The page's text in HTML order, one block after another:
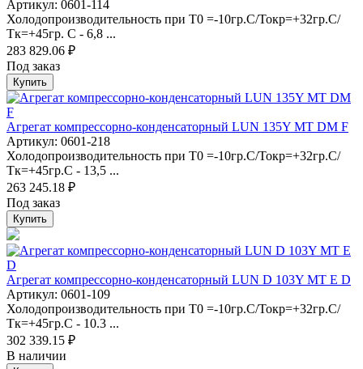
Артикул: 0601-114
Холодопроизводительность при Т0 =-10гр.С/Токр=+32гр.С/
Тк=+45гр. С - 6,8 ...
283 829.06 ₽
Под заказ
Купить
Агрегат компрессорно-конденсаторный LUN 135Y MT DM F
Артикул: 0601-218
Холодопроизводительность при Т0 =-10гр.С/Токр=+32гр.С/
Тк=+45гр.С - 13,5 ...
263 245.18 ₽
Под заказ
Купить
Агрегат компрессорно-конденсаторный LUN D 103Y MT E D
Артикул: 0601-109
Холодопроизводительность при Т0 =-10гр.С/Токр=+32гр.С/
Тк=+45гр.С - 10.3 ...
302 339.15 ₽
В наличии